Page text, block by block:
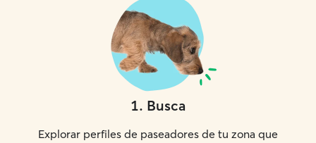
1. Busca
Explorar perfiles de paseadores de tu zona que